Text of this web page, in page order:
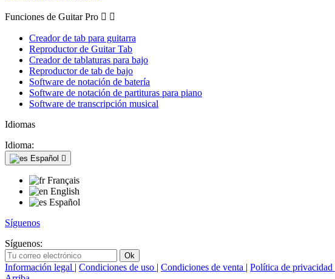
Funciones de Guitar Pro  
Creador de tab para guitarra
Reproductor de Guitar Tab
Creador de tablaturas para bajo
Reproductor de tab de bajo
Software de notación de batería
Software de notación de partituras para piano
Software de transcripción musical
Idiomas
Idioma:
Español 
Français
English
Español
Síguenos
Síguenos:
Información legal | Condiciones de uso | Condiciones de venta | Política de privacidad